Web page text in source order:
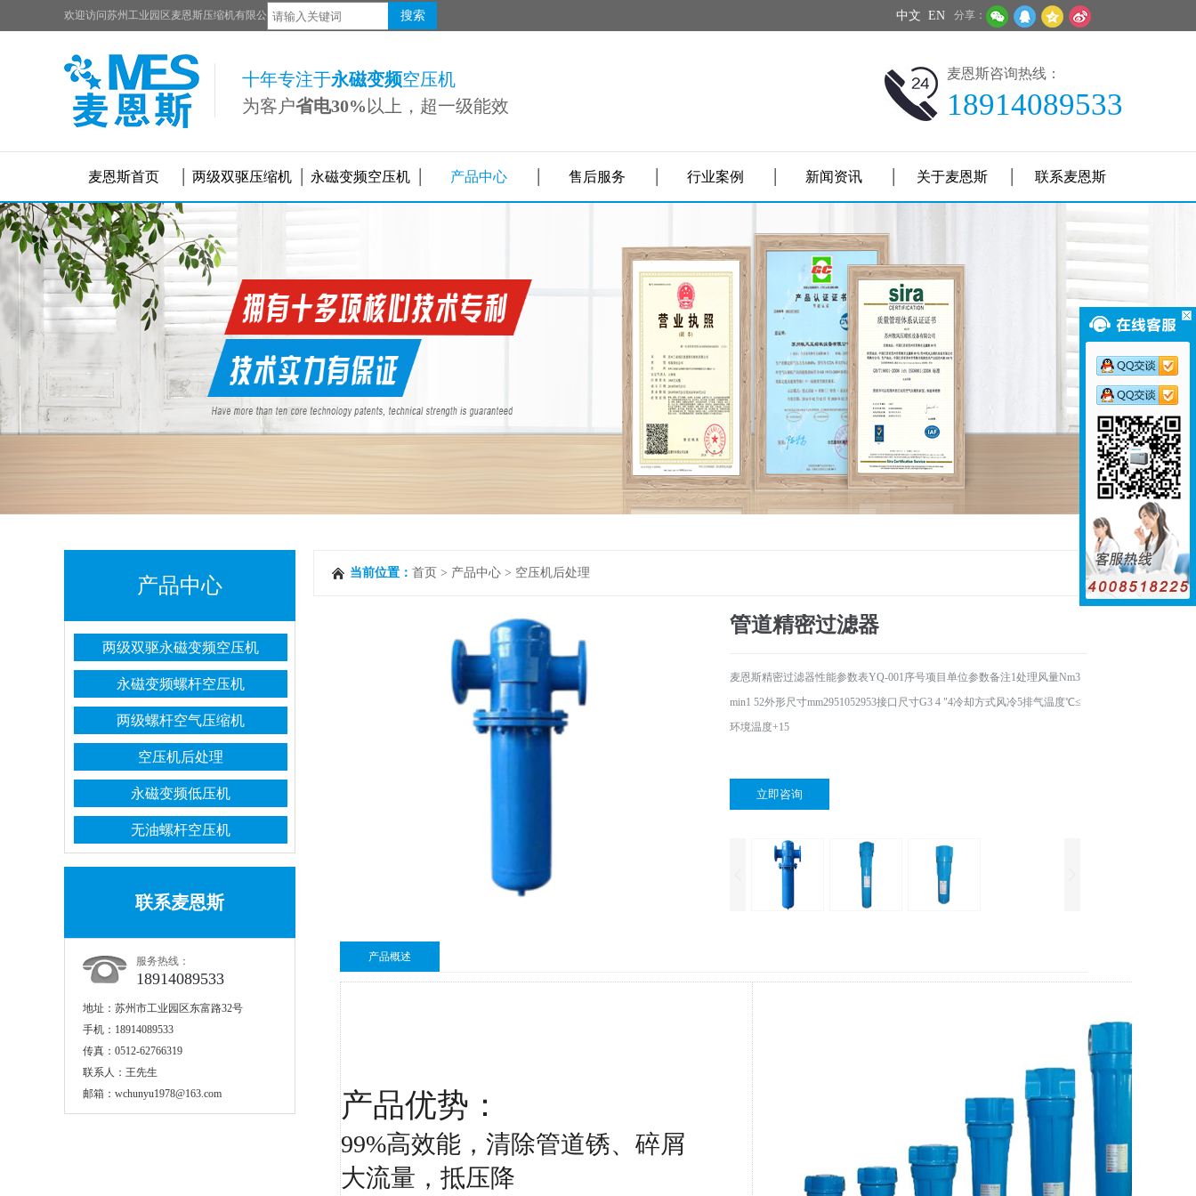
欢迎访问苏州工业园区麦恩斯压缩机有限公司官网 搜索 中文 EN 分享：
十年专注于永磁变频空压机
为客户省电30% 以上，超一级能效
麦恩斯咨询热线：
18914089533
麦恩斯首页 两级双驱压缩机 永磁变频空压机 产品中心 售后服务 行业案例 新闻资讯 关于麦恩斯 联系麦恩斯
产品中心
两级双驱永磁变频空压机
永磁变频螺杆空压机
两级螺杆空气压缩机
空压机后处理
永磁变频低压机
无油螺杆空压机
联系麦恩斯
服务热线：
18914089533
地址： 苏州市工业园区东富路32号
手机： 18914089533
传真： 0512-62766319
联系人： 王先生
邮箱： wchunyu1978@163.com
当前位置： 首页 > 产品中心 > 空压机后处理
管道精密过滤器
麦恩斯精密过滤器性能参数表YQ-001序号项目单位参数备注1处理风量Nm3
min1 52外形尺寸mm2951052953接口尺寸G3 4 "4冷却方式风冷5排气温度℃≤
环境温度+15
立即咨询
产品概述
产品优势：
99%高效能，清除管道锈、碎屑
大流量，抵压降